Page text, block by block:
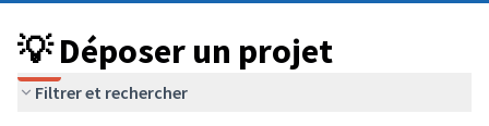
💡 Déposer un projet
Filtrer et rechercher